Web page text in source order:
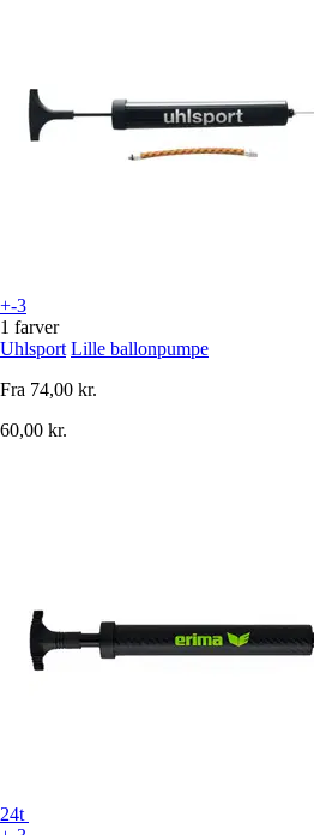
+-3
1 farver
Uhlsport Lille ballonpumpe
Fra 74,00 kr.
60,00 kr.
24t